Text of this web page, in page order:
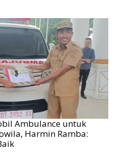
Ambulance untuk
Harmin Ramba: